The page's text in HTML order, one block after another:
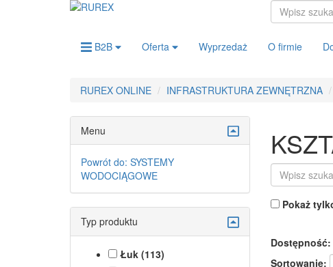
B2B Oferta Wyprzedaż O firmie
RUREX ONLINE INFRASTRUKTURA ZEWNĘTRZNA
Pokaż
Dostępność:
Sortowanie:
Menu
Powrót do: SYSTEMY
WODOCIĄGOWE
Typ produktu
Łuk (113)